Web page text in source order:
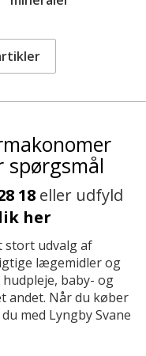
spørgsmål
18eller udfyld
her
stort udvalg af
lægemidler og
baby- og
andet. Når du køber
med Lyngby Svane